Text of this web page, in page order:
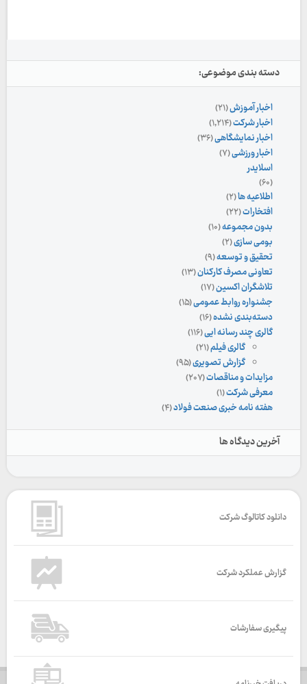
دسته بندی موضوعی:
اخبار آموزش(۲۱)
اخبار شرکت(۱,۲۱۴)
اخبار نمایشگاهی(۳۶)
اخبار ورزشی(۷)
اسلایدر
(۶۰)
اطلاعیه ها(۲)
افتخارات(۲۲)
بدون مجموعه(۱۰)
بومی سازی(۲)
تحقیق و توسعه(۹)
تعاونی مصرف کارکنان(۱۳)
تلاشگران اکسین(۱۷)
جشنواره روابط عمومی(۱۵)
دسته‌بندی نشده(۱۶)
گالری چند رسانه ایی(۱۱۶)
گالری فیلم(۲۱)
گزارش تصویری(۹۵)
مزایدات و مناقصات(۲۰۷)
معرفی شرکت(۱)
هفته نامه خبری صنعت فولاد(۴)
آخرین دیدگاه ها
دانلود کاتالوگ شرکت
گزارش عملکرد شرکت
پیگیری سفارشات